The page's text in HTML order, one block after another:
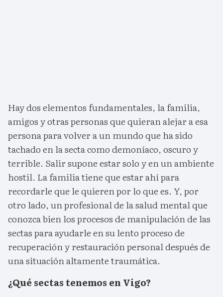
Hay dos elementos fundamentales, la familia,
amigos y otras personas que quieran alejar a esa
persona para volver a un mundo que ha sido
tachado en la secta como demoníaco, oscuro y
terrible. Salir supone estar solo y en un ambiente
hostil. La familia tiene que estar ahí para
recordarle que le quieren por lo que es. Y, por
otro lado, un profesional de la salud mental que
conozca bien los procesos de manipulación de las
sectas para ayudarle en su lento proceso de
recuperación y restauración personal después de
una situación altamente traumática.
¿Qué sectas tenemos en Vigo?